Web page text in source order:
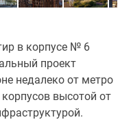
в корпусе № 6
проект
недалеко от метро
высотой от